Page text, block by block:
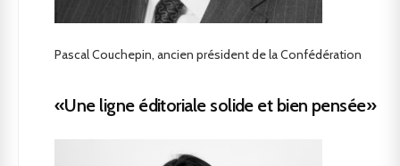
Pascal Couchepin, ancien président de la Confédération
«Une ligne éditoriale solide et bien pensée»